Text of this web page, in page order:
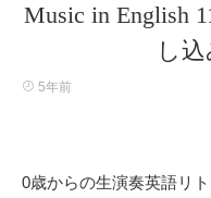
Music in English
し
5年前
0歳からの生演奏英語リ